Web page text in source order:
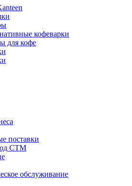
кофеварки
для кофе
поставки
СТМ
обслуживание